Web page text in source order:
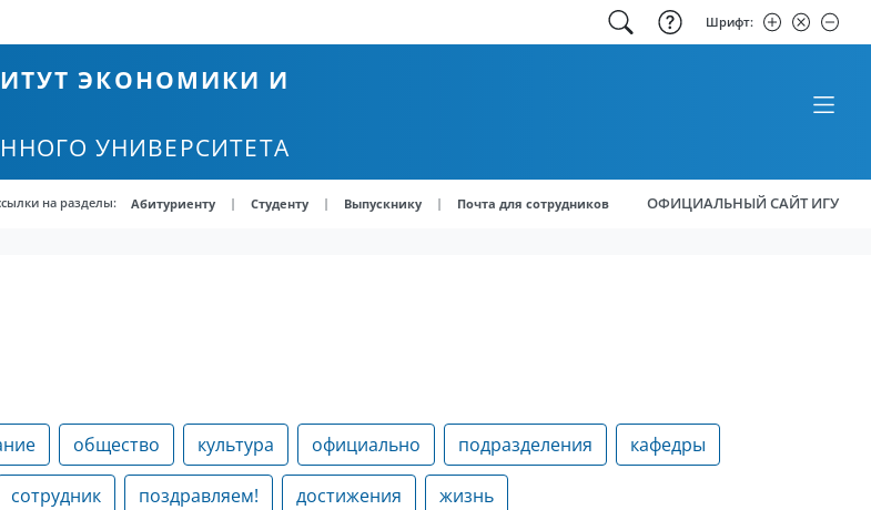
Шрифт:
ЭКОНОМИКИ И
УНИВЕРСИТЕТА
на разделы: Абитуриенту | Студенту | Выпускнику | Почта для сотрудников ОФИЦИАЛЬНЫЙ САЙТ ИГУ
общество культура официально подразделения кафедры
сотрудник поздравляем! достижения жизнь